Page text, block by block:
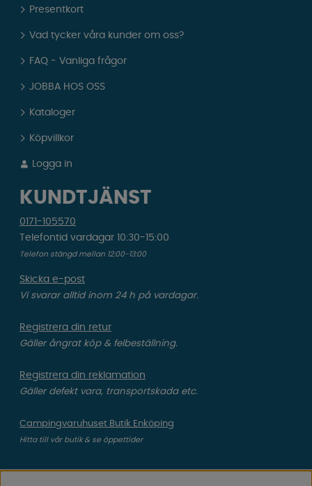
Presentkort
Vad tycker våra kunder om oss?
FAQ - Vanliga frågor
JOBBA HOS OSS
Kataloger
Köpvillkor
Logga in
KUNDTJÄNST
0171-105570
Telefontid vardagar 10:30-15:00
Telefon stängd mellan 12:00-13:00
Skicka e-post
Vi svarar alltid inom 24 h på vardagar.
Registrera din retur
Gäller ångrat köp & felbeställning.
Registrera din reklamation
Gäller defekt vara, transportskada etc.
Campingvaruhuset Butik Enköping
Hitta till vår butik & se öppettider